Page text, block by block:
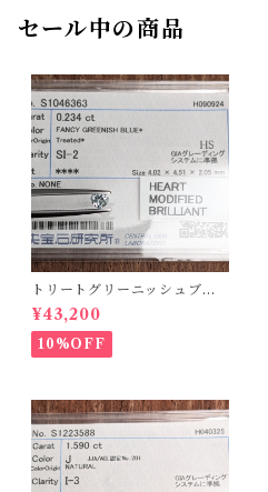
セール中の商品
トリートグリーニッシュブル
ーダイヤルース【0.234ct】P
RO206812
¥43,200
10%OFF